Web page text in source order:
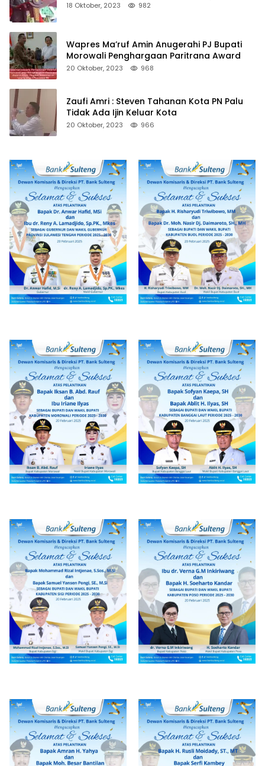
18 Oktober, 2023 982
Wapres Ma’ruf Amin Anugerahi PJ Bupati
Morowali Penghargaan Paritrana Award
20 Oktober, 2023 968
Zaufi Amri : Steven Tahanan Kota PN Palu
Tidak Ada Ijin Keluar Kota
20 Oktober, 2023 966